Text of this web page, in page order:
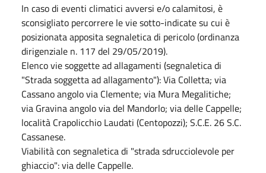
In caso di eventi climatici avversi e/o calamitosi, è
sconsigliato percorrere le vie sotto-indicate su cui è
posizionata apposita segnaletica di pericolo (ordinanza
dirigenziale n. 117 del 29/05/2019).
Elenco vie soggette ad allagamenti (segnaletica di
"Strada soggetta ad allagamento"): Via Colletta; via
Cassano angolo via Clemente; via Mura Megalitiche;
via Gravina angolo via del Mandorlo; via delle Cappelle;
località Crapolicchio Laudati (Centopozzi); S.C.E. 26 S.C.
Cassanese.
Viabilità con segnaletica di "strada sdrucciolevole per
ghiaccio": via delle Cappelle.